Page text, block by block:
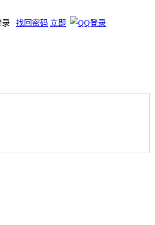
录 找回密码 立即